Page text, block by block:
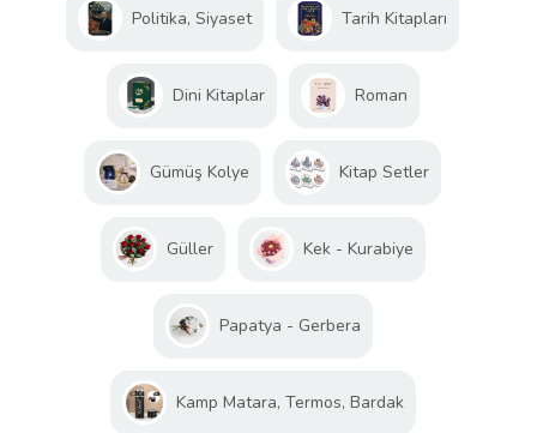
Politika, Siyaset Tarih Kitapları
Dini Kitaplar Roman
Gümüş Kolye Kitap Setler
Güller Kek - Kurabiye
Papatya - Gerbera
Kamp Matara, Termos, Bardak